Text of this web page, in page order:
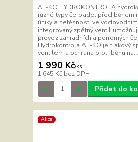
AL-KO HYDROKONTROLA
různé typy čerpadel před během
úniky a netěsnosti ve
integrovaný zpětný ventil
provoz zahradních a ponorných
Hydrokontrola AL-KO je tlakový
ventilem a ochrana proti běhu na...
1 990 Kč/ks
1 645 Kč bez DPH
Přidat do
Akce